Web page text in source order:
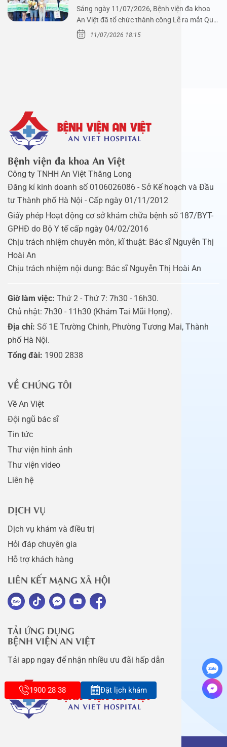
Sáng ngày 11/07/2026, Bệnh viện đa khoa
An Việt đã tổ chức thành công Lễ ra mắt Quỹ
Mầm Xanh…
11/07/2026 18:15
Bệnh viện đa khoa An Việt
Công ty TNHH An Việt Thăng Long
Đăng kí kinh doanh số 0106026086 - Sở Kế hoạch và Đầu
tư Thành phố Hà Nội - Cấp ngày 01/11/2012
Giấy phép Hoạt động cơ sở khám chữa bệnh số 187/BYT-
GPHĐ do Bộ Y tế cấp ngày 04/02/2016
Chịu trách nhiệm chuyên môn, kĩ thuật: Bác sĩ Nguyễn Thị
Hoài An
Chịu trách nhiệm nội dung: Bác sĩ Nguyễn Thị Hoài An
Giờ làm việc: Thứ 2 - Thứ 7: 7h30 - 16h30.
Chủ nhật: 7h30 - 11h30 (Khám Tai Mũi Họng).
Địa chỉ: Số 1E Trường Chinh, Phường Tương Mai, Thành
phố Hà Nội.
Tổng đài: 1900 2838
VỀ CHÚNG TÔI
Về An Việt
Đội ngũ bác sĩ
Tin tức
Thư viện hình ảnh
Thư viện video
Liên hệ
DỊCH VỤ
Dịch vụ khám và điều trị
Hỏi đáp chuyên gia
Hỗ trợ khách hàng
LIÊN KẾT MẠNG XÃ HỘI
TẢI ỨNG DỤNG
BỆNH VIỆN AN VIỆT
Tải app ngay để nhận nhiều ưu đãi hấp dẫn
1900 28 38 Đặt lịch khám